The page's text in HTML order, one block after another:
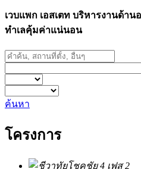
เวบแพก เอสเตท บริหารงานด้า
ทำเลคุ้มค่าแน่นอน
ค้นหา
โครงการ